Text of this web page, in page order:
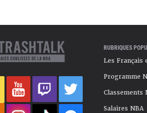
RUBRIQUES
Les Français
Programme
Classements
Salaires NBA